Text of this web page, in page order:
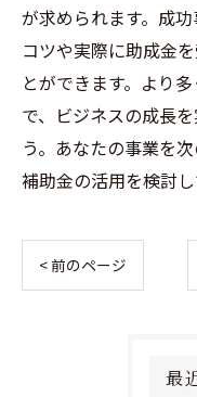
が求められます。成
コツや実際に助成金
とができます。より
で、ビジネスの成長
う。あなたの事業を
補助金の活用を検討し
< 前のページ
最